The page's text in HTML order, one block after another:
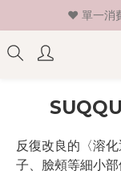
♥ 新
♥ 單一消
♥ 新
反復改良的〈溶
子、臉頰等細小部